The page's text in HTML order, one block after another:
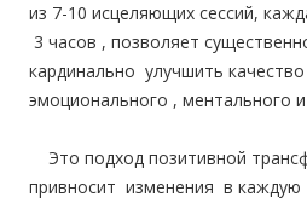
из 7-10 исцеляющих сессий,
3 часов , позволяет
кардинально улучшить
эмоционального , ментального
Это подход позитивной
привносит изменения в